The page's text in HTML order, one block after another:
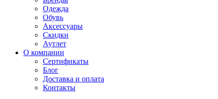
Одежда
Обувь
Аксессуары
Скидки
Аутлет
О компании
Сертификаты
Блог
Доставка и оплата
Контакты